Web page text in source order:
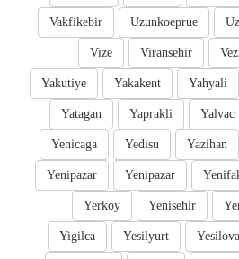
Uzunkoeprue
Vakfikebir
Viransehir
Vize
Yahyali
Yakakent
Yakutiye
Yalvac
Yaprakli
Yatagan
Yazihan
Yedisu
Yenicaga
Yenipazar
Yenipazar
Yenisehir
Yerkoy
Yesilova
Yesilyurt
Yigilca